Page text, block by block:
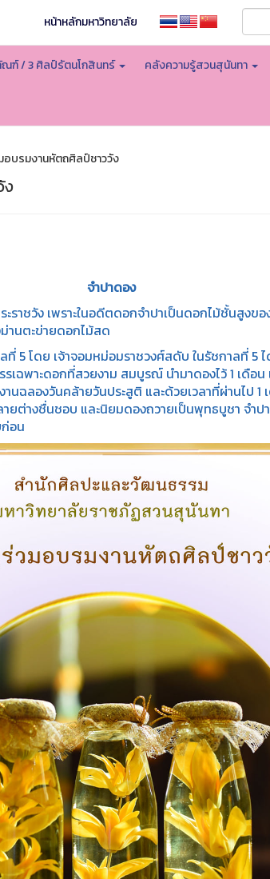
หน้าหลักมหาวิทยาลัย
ฑ์ / 3 ศิลป์รัตนโกสินทร์ คลังความรู้สวนสุนันทา
บรมงานหัตถศิลป์ชาววัง
ง
จำปาดอง
าชวัง เพราะในอดีตดอกจำปาเป็นดอกไม้ชั้นสูงของ
านตะข่ายดอกไม้สด
5 โดย เจ้าจอมหม่อมราชวงศ์สดับ ในรัชกาลที่ 5
เฉพาะดอกที่สวยงาม สมบูรณ์ นำมาดองไว้ 1 เดือน
านฉลองวันคล้ายวันประสูติ และด้วยเวลาที่ผ่านไป
ลายต่างชื่นชอบ และนิยมดองถวายเป็นพุทธบูชา จำ
อน